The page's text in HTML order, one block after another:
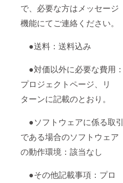
で、必要な方はメッセージ
機能にてご連絡ください。
●送料：送料込み
●対価以外に必要な費用：
プロジェクトページ、リ
ターンに記載のとおり。
●ソフトウェアに係る取引
である場合のソフトウェア
の動作環境：該当なし
●その他記載事項：プロ